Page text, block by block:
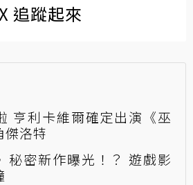
追蹤起來
亨利卡維爾確定出演《巫
傑洛特
秘密新作曝光！？ 遊戲影